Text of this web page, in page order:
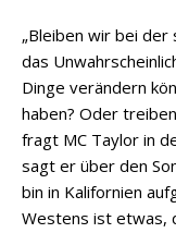
„Bleiben wir bei der
das
Dinge verändern
haben? Oder
fragt MC Taylor in
sagt er über den
bin in Kalifornien
Westens ist etwas,